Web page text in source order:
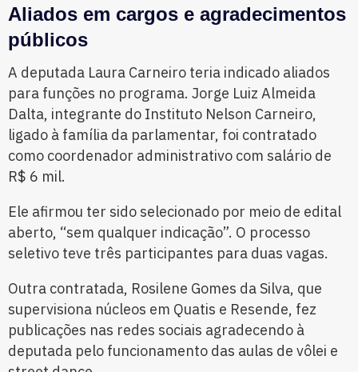
Aliados em cargos e agradecimentos
públicos
A deputada Laura Carneiro teria indicado aliados
para funções no programa. Jorge Luiz Almeida
Dalta, integrante do Instituto Nelson Carneiro,
ligado à família da parlamentar, foi contratado
como coordenador administrativo com salário de
R$ 6 mil.
Ele afirmou ter sido selecionado por meio de edital
aberto, “sem qualquer indicação”. O processo
seletivo teve três participantes para duas vagas.
Outra contratada, Rosilene Gomes da Silva, que
supervisiona núcleos em Quatis e Resende, fez
publicações nas redes sociais agradecendo à
deputada pelo funcionamento das aulas de vôlei e